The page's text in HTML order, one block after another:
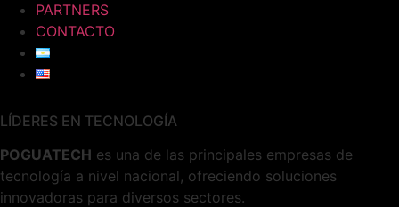
PARTNERS
CONTACTO
LÍDERES EN TECNOLOGÍA
POGUATECH es una de las principales empresas de
tecnología a nivel nacional, ofreciendo soluciones
innovadoras para diversos sectores.